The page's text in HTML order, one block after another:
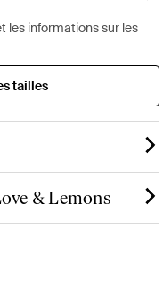
les informations sur les
tailles
& Lemons